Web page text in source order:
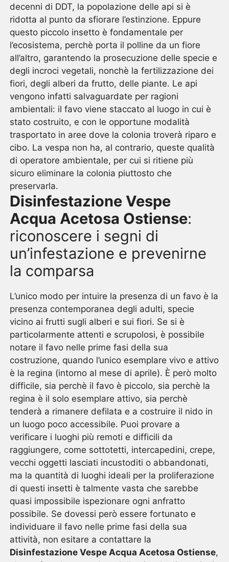
decenni di DDT, la popolazione delle api si è
ridotta al punto da sfiorare l’estinzione. Eppure
questo piccolo insetto è fondamentale per
l’ecosistema, perchè porta il polline da un fiore
all’altro, garantendo la prosecuzione delle specie e
degli incroci vegetali, nonchè la fertilizzazione dei
fiori, degli alberi da frutto, delle piante. Le api
vengono infatti salvaguardate per ragioni
ambientali: il favo viene staccato al luogo in cui è
stato costruito, e con le opportune modalità
trasportato in aree dove la colonia troverà riparo e
cibo. La vespa non ha, al contrario, queste qualità
di operatore ambientale, per cui si ritiene più
sicuro eliminare la colonia piuttosto che
preservarla.
Disinfestazione Vespe
Acqua Acetosa Ostiense:
riconoscere i segni di
un’infestazione e prevenirne
la comparsa
L’unico modo per intuire la presenza di un favo è la
presenza contemporanea degli adulti, specie
vicino ai frutti sugli alberi e sui fiori. Se si è
particolarmente attenti e scrupolosi, è possibile
notare il favo nelle prime fasi della sua
costruzione, quando l’unico esemplare vivo e attivo
è la regina (intorno al mese di aprile). È però molto
difficile, sia perchè il favo è piccolo, sia perchè la
regina è il solo esemplare attivo, sia perchè
tenderà a rimanere defilata e a costruire il nido in
un luogo poco accessibile. Puoi provare a
verificare i luoghi più remoti e difficili da
raggiungere, come sottotetti, intercapedini, crepe,
vecchi oggetti lasciati incustoditi o abbandonati,
ma la quantità di luoghi ideali per la proliferazione
di questi insetti è talmente vasta che sarebbe
quasi impossibile ispezionare ogni anfratto
possibile. Se dovessi però essere fortunato e
individuare il favo nelle prime fasi della sua
attività, non esitare a contattare la
Disinfestazione Vespe Acqua Acetosa Ostiense,